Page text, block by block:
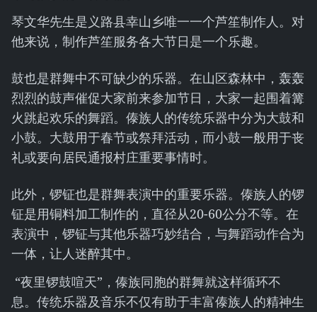
琴文华先生是义路县幸山乡唯一一个芦笙制作人。对
他来说，制作芦笙服务各大节日是一个乐趣。
鼓也是群舞中不可缺少的乐器。在山区森林中，轰轰
烈烈的鼓声催促大家前来参加节日，大家一起围着篝
火跳起欢乐的舞蹈。傣族人的传统乐器中分为大鼓和
小鼓。大鼓用于春节或祭拜活动，而小鼓一般用于丧
礼或要向居民通报村庄重要事情时。
此外，锣钲也是群舞表演中的重要乐器。傣族人的锣
钲是用铜料加工制作的，直径从20-60公分不等。在
表演中，锣钲与其他乐器巧妙结合，与舞蹈动作合为
一体，让人迷醉其中。
“夜里锣鼓喧天”，傣族同胞的群舞就这样循环不
息。传统乐器及音乐不仅有助于丰富傣族人的精神生